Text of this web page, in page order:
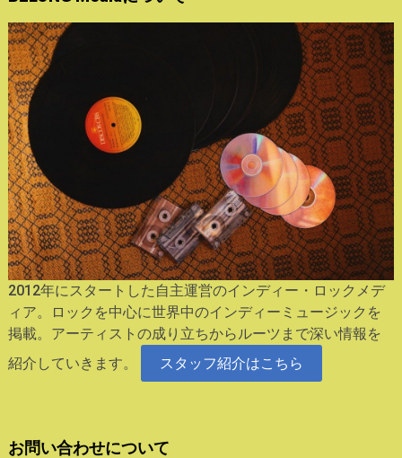
2012年にスタートした自主運営のインディー・ロックメデ
ィア。ロックを中心に世界中のインディーミュージックを
掲載。アーティストの成り立ちからルーツまで深い情報を
紹介していきます。
スタッフ紹介はこちら
お問い合わせについて